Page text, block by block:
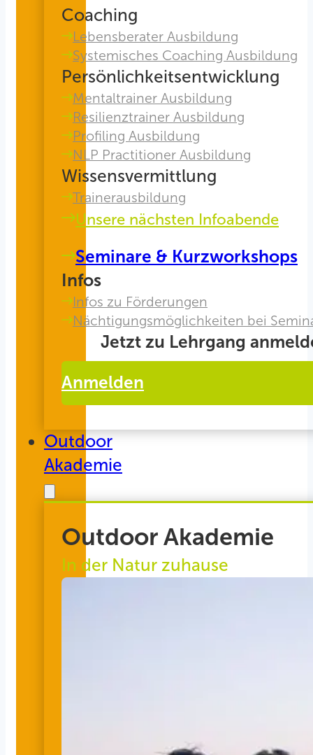
Coaching
Lebensberater Ausbildung
Systemisches Coaching Ausbildung
Persönlichkeitsentwicklung
Mentaltrainer Ausbildung
Resilienztrainer Ausbildung
Profiling Ausbildung
NLP Practitioner Ausbildung
Wissensvermittlung
Trainerausbildung
Unsere nächsten Infoabende
Seminare & Kurzworkshops
Infos
Infos zu Förderungen
Nächtigungsmöglichkeiten bei
Jetzt zu Lehrgang
Anmelden
Outdoor
Akademie
Outdoor Akademie
In der Natur zuhause